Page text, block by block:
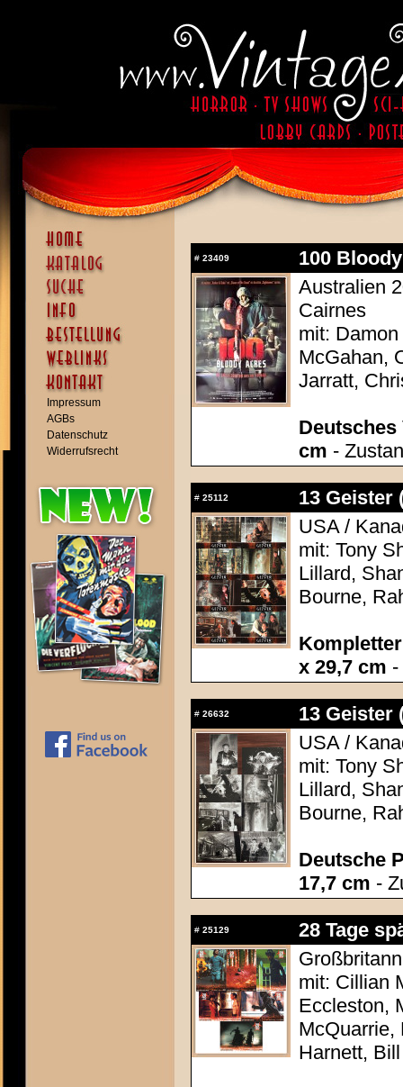
Impressum
AGBs
Datenschutz
Widerrufsrecht
# 23409
100
Australien
Cairnes
mit:
McGahan,
Jarratt,
Deutsches
cm -
# 25112
13 Geister
USA /
mit: Tony
Lillard,
Bourne,
x 29,7 cm
# 26632
13 Geister
USA /
mit: Tony
Lillard,
Bourne,
Deutsche
17,7 cm -
# 25129
28 Tage
mit: Cillian
Eccleston,
McQuarrie,
Harnett, Bill